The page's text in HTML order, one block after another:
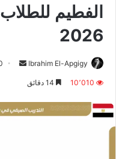
الفطيم
2026
Ibrahim El-Apgigy
أرسل 20
10٬010